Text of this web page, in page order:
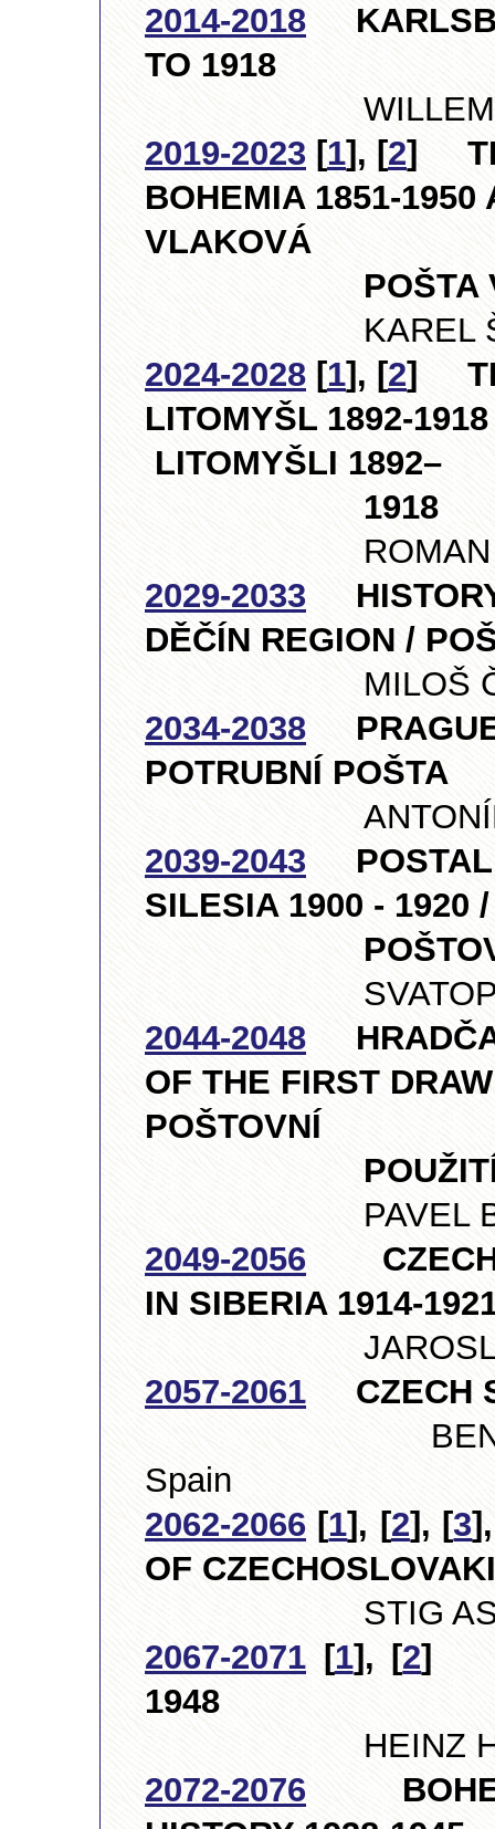
2014-2018
TO 1918
WILLEM
2019-2023 [1], [2]
BOHEMIA 1851-1950
VLAKOVÁ
POŠTA V
KAREL
2024-2028 [1], [2]
LITOMYŠL 1892-
LITOMYŠLI 1892–
1918
ROMAN
2029-2033
DĚČÍN REGION /
MILOŠ
2034-2038 PRAGUE
POTRUBNÍ POŠTA
ANTONÍN
2039-2043 POSTAL
SILESIA 1900 - 1920
SVATOPLUK
2044-2048
OF THE FIRST
POŠTOVNÍ
POUŽITÍ
PAVEL
2049-2056
IN SIBERIA 1914-
JAROSLAV
2057-2061 CZECH
BENITO
Spain
2062-2066 [1], [2], [3
OF
STIG
2067-2071 [1], [2]
1948
HEINZ H.
2072-2076